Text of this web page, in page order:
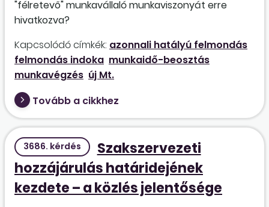
"félretevő" munkavállaló munkaviszonyát erre
hivatkozva?
Kapcsolódó címkék: azonnali hatályú felmondás
felmondás indoka munkaidő-beosztás
munkavégzés új Mt.
Tovább a cikkhez
3686. kérdés
Szakszervezeti
hozzájárulás határidejének
kezdete – a közlés jelentősége